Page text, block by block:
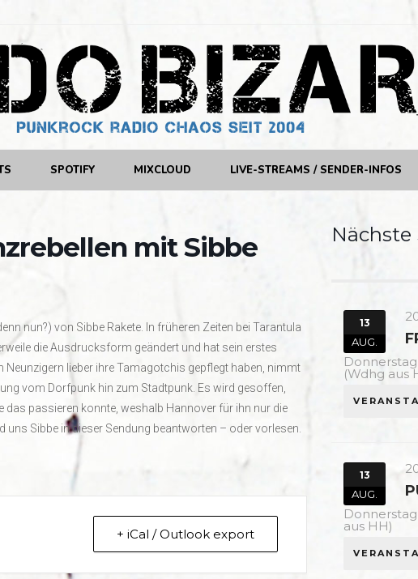
SPOTIFY MIXCLOUD LIVE-STREAMS / SENDER-INFOS
mit Sibbe
nun?) von Sibbe Rakete. In früheren Zeiten bei Tarantula
die Ausdrucksform geändert und hat sein erstes
lieber ihre Tamagotchis gepflegt haben, nimmt
vom Dorfpunk hin zum Stadtpunk. Es wird gesoffen,
das passieren konnte, weshalb Hannover für ihn nur die
Sibbe in dieser Sendung beantworten – oder vorlesen.
+ iCal / Outlook export
Nächste
13
AUG.
(Wdhg aus
13
AUG.
aus HH)